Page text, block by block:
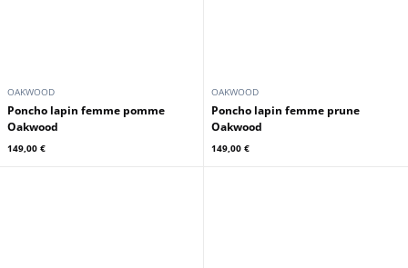
OAKWOOD
Poncho lapin femme pomme
Oakwood
149,00 €
OAKWOOD
Poncho lapin femme prune
Oakwood
149,00 €